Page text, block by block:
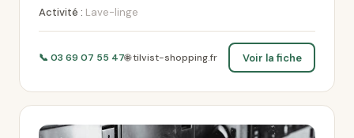
Activité : Lave-linge
📞 03 69 07 55 47🌐 tilvist-shopping.fr Voir la fiche